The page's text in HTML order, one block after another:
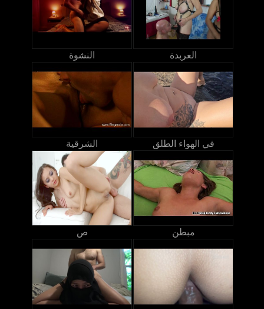
النشوة العربدة
الشرقية في الهواء الطلق
ص مبطن